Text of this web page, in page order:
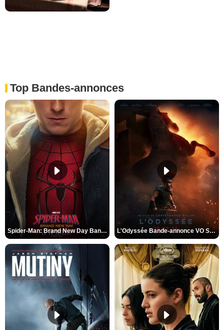
Top Bandes-annonces
Spider-Man: Brand New Day Bande-annonce VO STFR L'Odyssée Bande-annonce VO STFR